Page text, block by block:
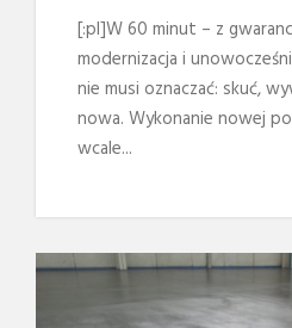
[:pl]W 60 minut – z
modernizacja i
nie musi oznaczać: skuć,
nowa. Wykonanie nowej
wcale...